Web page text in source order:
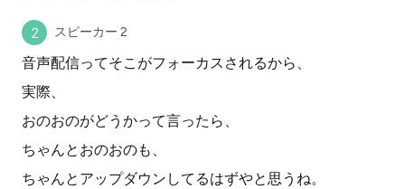
スピーカー 2
音声配信ってそこがフォーカスされるから、
実際、
おのおのがどうかって言ったら、
ちゃんとおのおのも、
ちゃんとアップダウンしてるはずやと思うね。